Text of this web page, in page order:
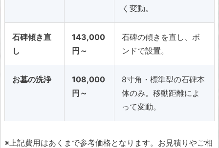
く変動。
石碑傾き直
し
143,000
円～
石碑の傾きを直し、ボ
ンドで設置。
お墓の洗浄
108,000
円～
8寸角・標準型の石碑本
体のみ。移動距離によ
って変動。
※上記費用はあくまで参考価格となります。お見積りやご相